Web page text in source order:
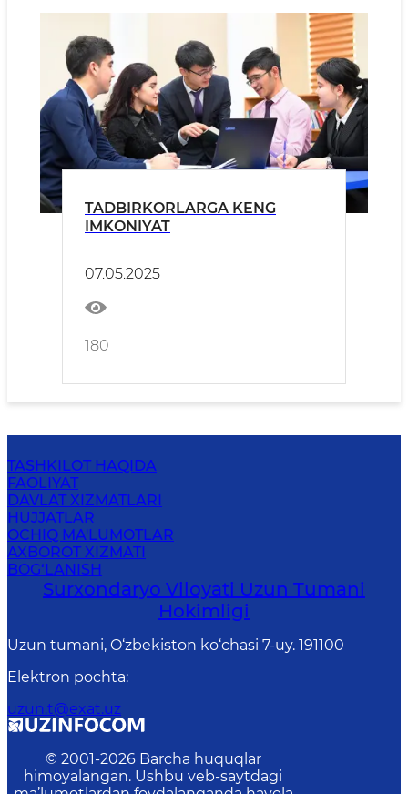
TADBIRKORLARGA KENG
IMKONIYAT
07.05.2025
180
TASHKILOT HAQIDA
FAOLIYAT
DAVLAT XIZMATLARI
HUJJATLAR
OCHIQ MA'LUMOTLAR
AXBOROT XIZMATI
BOG‘LANISH
Surxondaryo Viloyati Uzun Tumani
Hokimligi
Uzun tumani, O‘zbekiston ko‘chasi 7-uy. 191100
Elektron pochta:
uzun.t@exat.uz
© 2001-2026 Barcha huquqlar
himoyalangan. Ushbu veb-saytdagi